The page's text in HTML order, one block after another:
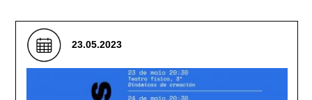
23.05.2023